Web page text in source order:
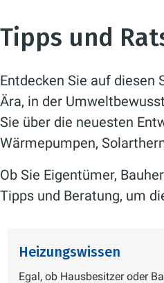
Tipps und
Entdecken Sie auf
Ära, in der
Sie über die neuesten
Wärmepumpen,
Ob Sie Eigentümer,
Tipps und Beratung, um
Heizungswissen
Egal, ob Hausbesitzer oder